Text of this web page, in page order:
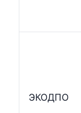
ЭКОДПО